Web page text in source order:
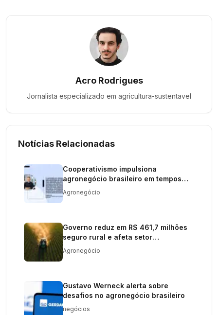
Acro Rodrigues
Jornalista especializado em agricultura-sustentavel
Notícias Relacionadas
Cooperativismo impulsiona
agronegócio brasileiro em tempos
desafiadores
Agronegócio
Governo reduz em R$ 461,7 milhões
seguro rural e afeta setor
agropecuário
Agronegócio
Gustavo Werneck alerta sobre
desafios no agronegócio brasileiro
negócios